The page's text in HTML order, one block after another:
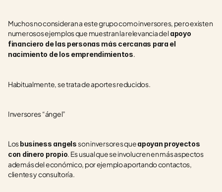
Muchos no consideran a este grupo como inversores, pero existen
numerosos ejemplos que muestran la relevancia del apoyo
financiero de las personas más cercanas para el
nacimiento de los emprendimientos.
Habitualmente, se trata de aportes reducidos.
Inversores “ángel”
Los business angels son inversores que apoyan proyectos
con dinero propio. Es usual que se involucren en más aspectos
además del económico, por ejemplo aportando contactos,
clientes y consultoría.